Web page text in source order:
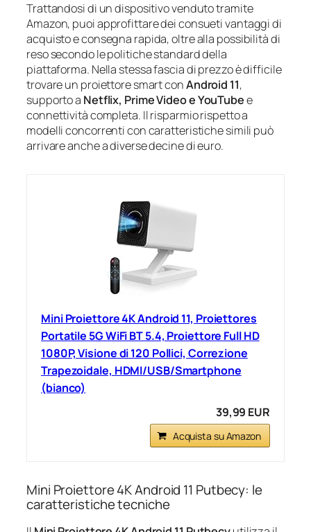
Trattandosi di un dispositivo venduto tramite
Amazon, puoi approfittare dei consueti vantaggi di
acquisto e consegna rapida, oltre alla possibilità di
reso secondo le politiche standard della
piattaforma. Nella stessa fascia di prezzo è difficile
trovare un proiettore smart conAndroid 11,
supporto a Netflix, Prime Video e YouTubee
connettività completa. Il risparmio rispetto a
modelli concorrenti con caratteristiche simili può
arrivare anche a diverse decine di euro.
Mini Proiettore 4K Android 11, Proiettores
Portatile 5G WiFi BT 5.4, Proiettore Full HD
1080P, Visione di 120 Pollici, Correzione
Trapezoidale, HDMI/USB/Smartphone
(bianco)
39,99 EUR
Acquista su Amazon
Mini Proiettore 4K Android 11 Putbecy: le
caratteristiche tecniche